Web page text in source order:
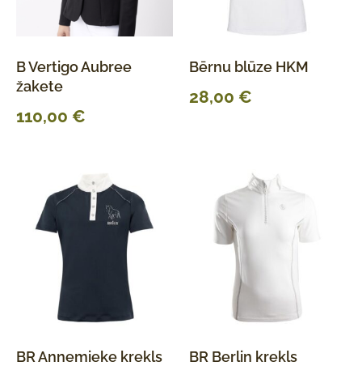
B Vertigo Aubree
žakete
110,00 €
Bērnu blūze HKM
28,00 €
BR Annemieke krekls
BR Berlin krekls